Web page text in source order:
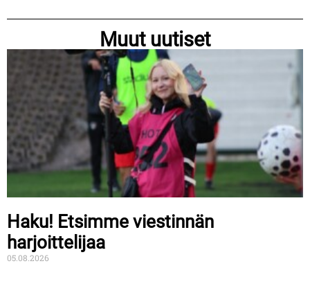
Muut uutiset
Haku! Etsimme viestinnän
harjoittelijaa
05.08.2026